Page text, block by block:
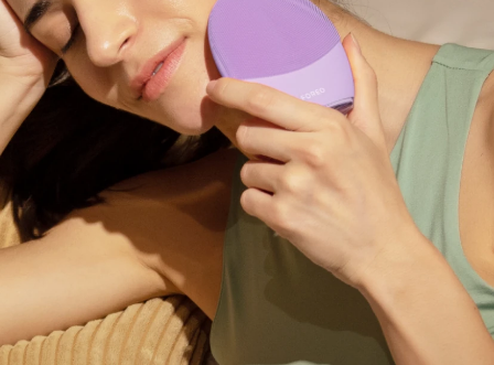
用户信息
我的设备
我的订单
我的地址
我的订阅
FAQ™ Pure Beauty-Tech Elixir
BREAKING NEWS
issa™ Teeth Whitening Set
语言
English Deutsch
Español
Français
Italiano
Português
Svenska
Русский
Türkçe
简体中文 繁體中文
发货国家
美国 10/08/2026